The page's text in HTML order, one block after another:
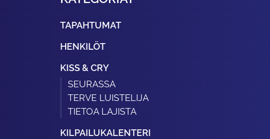
TAPAHTUMAT
HENKILÖT
KISS & CRY
SEURASSA
TERVE LUISTELIJA
TIETOA LAJISTA
KILPAILUKALENTERI